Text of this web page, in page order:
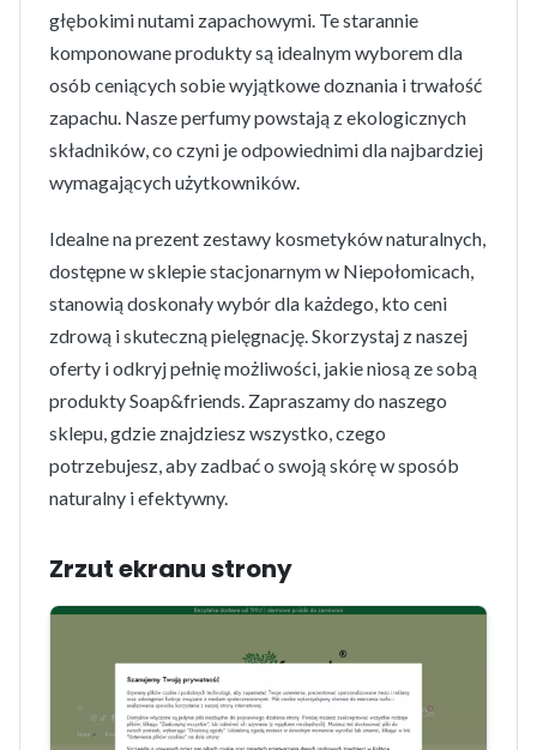
głębokimi nutami zapachowymi. Te starannie
komponowane produkty są idealnym wyborem dla
osób ceniących sobie wyjątkowe doznania i trwałość
zapachu. Nasze perfumy powstają z ekologicznych
składników, co czyni je odpowiednimi dla najbardziej
wymagających użytkowników.
Idealne na prezent zestawy kosmetyków naturalnych,
dostępne w sklepie stacjonarnym w Niepołomicach,
stanowią doskonały wybór dla każdego, kto ceni
zdrową i skuteczną pielęgnację. Skorzystaj z naszej
oferty i odkryj pełnię możliwości, jakie niosą ze sobą
produkty Soap&friends. Zapraszamy do naszego
sklepu, gdzie znajdziesz wszystko, czego
potrzebujesz, aby zadbać o swoją skórę w sposób
naturalny i efektywny.
Zrzut ekranu strony